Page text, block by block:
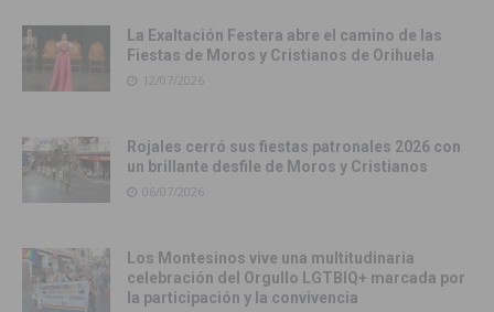
La Exaltación Festera abre el camino de las
Fiestas de Moros y Cristianos de Orihuela
12/07/2026
Rojales cerró sus fiestas patronales 2026 con
un brillante desfile de Moros y Cristianos
06/07/2026
Los Montesinos vive una multitudinaria
celebración del Orgullo LGTBIQ+ marcada por
la participación y la convivencia